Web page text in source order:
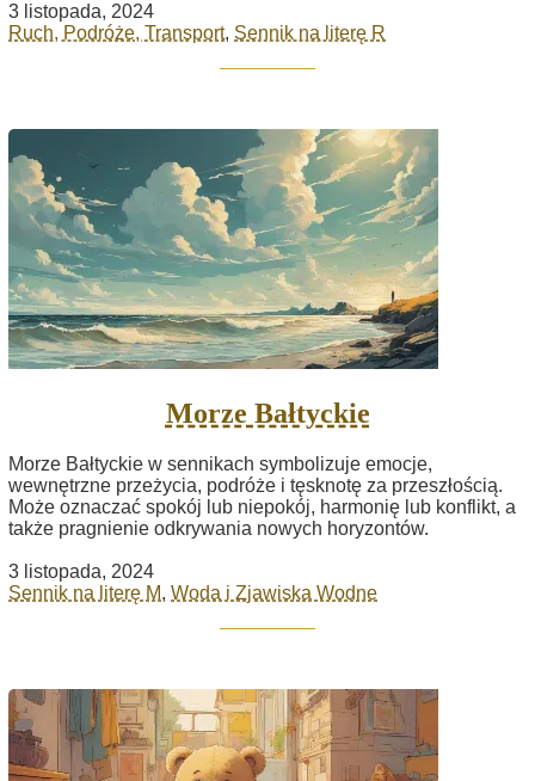
3 listopada, 2024
Ruch, Podróże, Transport, Sennik na literę R
Morze Bałtyckie
Morze Bałtyckie w sennikach symbolizuje emocje,
wewnętrzne przeżycia, podróże i tęsknotę za przeszłością.
Może oznaczać spokój lub niepokój, harmonię lub konflikt, a
także pragnienie odkrywania nowych horyzontów.
3 listopada, 2024
Sennik na literę M, Woda i Zjawiska Wodne